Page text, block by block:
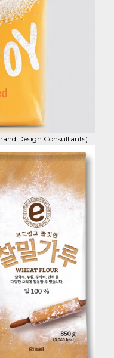
Design Consultants)